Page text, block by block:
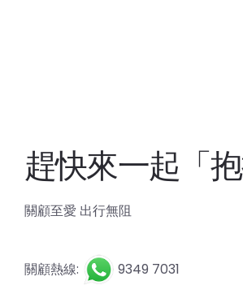
趕快來一起「
關顧至愛 出行無阻
關顧熱線: 9349 7031